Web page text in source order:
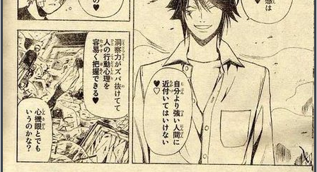
【競馬】G1・2勝 アスコリピチェーノが引退 繁殖入りへ
Powered by livedoor 相互RSS